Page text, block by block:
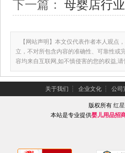
下一篇： 母婴店行
【网站声明】本文仅代表作者本人观点
立，不对所包含内容的准确性、可靠性或
容均来自互联网,如不慎侵害的您的权益,请
关于我们 ┆ 企业文化 ┆ 公司
版权所有红
本站是专业提供婴儿用品招